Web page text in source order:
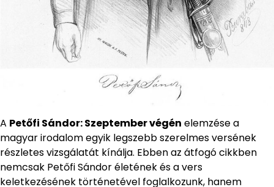
A Petőfi Sándor: Szeptember végén elemzése a
magyar irodalom egyik legszebb szerelmes versének
részletes vizsgálatát kínálja. Ebben az átfogó cikkben
nemcsak Petőfi Sándor életének és a vers
keletkezésének történetével foglalkozunk, hanem